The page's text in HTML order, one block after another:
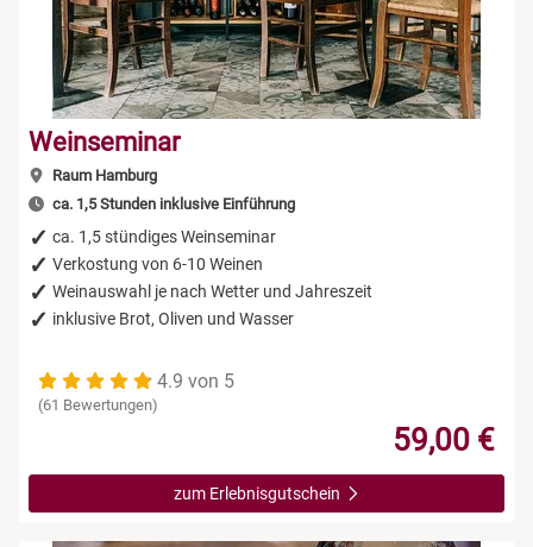
Weinseminar
Raum Hamburg
ca. 1,5 Stunden inklusive Einführung
ca. 1,5 stündiges Weinseminar
Verkostung von 6-10 Weinen
Weinauswahl je nach Wetter und Jahreszeit
inklusive Brot, Oliven und Wasser
4.9 von 5
(61 Bewertungen)
59,00 €
zum Erlebnisgutschein
Hamburg
Köln
Lehrte bei Hannover
Leipzig
Mühlhausen
Paderborn
Siebeldingen bei Ludwigshafen am Rhein
Stuttgart
Whisky Tasting